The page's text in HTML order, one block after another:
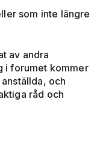
som inte längre
av andra
i forumet kommer
och
råd och